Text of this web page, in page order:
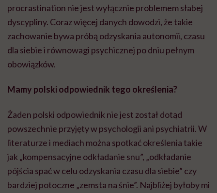
procrastination nie jest wyłącznie problemem słabej
dyscypliny. Coraz więcej danych dowodzi, że takie
zachowanie bywa próbą odzyskania autonomii, czasu
dla siebie i równowagi psychicznej po dniu pełnym
obowiązków.
Mamy polski odpowiednik tego określenia?
Żaden polski odpowiednik nie jest został dotąd
powszechnie przyjęty w psychologii ani psychiatrii. W
literaturze i mediach można spotkać określenia takie
jak „kompensacyjne odkładanie snu”, „odkładanie
pójścia spać w celu odzyskania czasu dla siebie” czy
bardziej potoczne „zemsta na śnie”. Najbliżej byłoby mi